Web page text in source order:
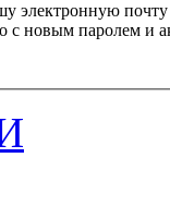
электронную почту
с новым паролем и